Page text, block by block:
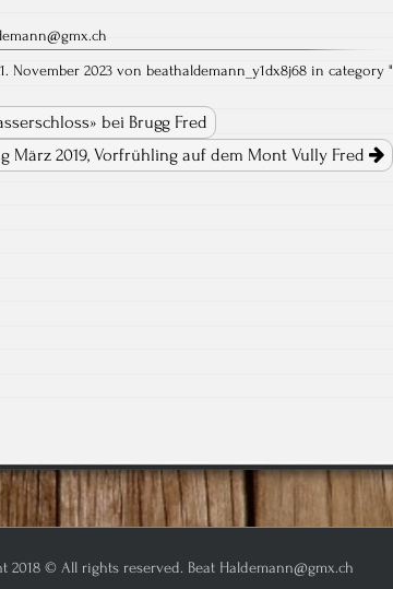
November 2023 von beathaldemann_y1dx8j68 in category "
bei Brugg Fred
März 2019, Vorfrühling auf dem Mont Vully Fred
2018 © All rights reserved. Beat Haldemann@gmx.ch